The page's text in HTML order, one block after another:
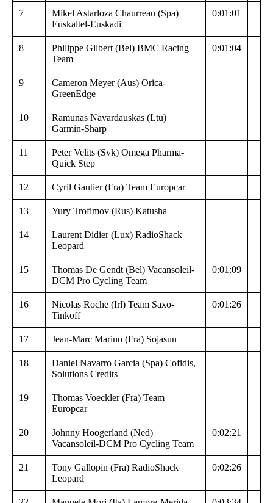
7
Mikel Astarloza Chaurreau (Spa)
Euskaltel-Euskadi
0:01:01
8
Philippe Gilbert (Bel) BMC Racing
Team
0:01:04
9
Cameron Meyer (Aus) Orica-
GreenEdge
10
Ramunas Navardauskas (Ltu)
Garmin-Sharp
11
Peter Velits (Svk) Omega Pharma-
Quick Step
12 Cyril Gautier (Fra) Team Europcar
13 Yury Trofimov (Rus) Katusha
14
Laurent Didier (Lux) RadioShack
Leopard
15
Thomas De Gendt (Bel) Vacansoleil-
DCM Pro Cycling Team
0:01:09
16
Nicolas Roche (Irl) Team Saxo-
Tinkoff
0:01:26
17 Jean-Marc Marino (Fra) Sojasun
18
Daniel Navarro Garcia (Spa) Cofidis,
Solutions Credits
19
Thomas Voeckler (Fra) Team
Europcar
20
Johnny Hoogerland (Ned)
Vacansoleil-DCM Pro Cycling Team
0:02:21
21
Tony Gallopin (Fra) RadioShack
Leopard
0:02:26